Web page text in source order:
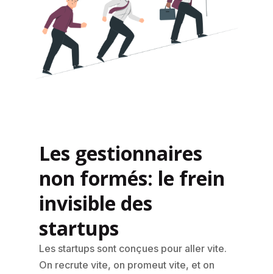
Les gestionnaires
non formés: le frein
invisible des
startups
Les startups sont conçues pour aller vite.
On recrute vite, on promeut vite, et on